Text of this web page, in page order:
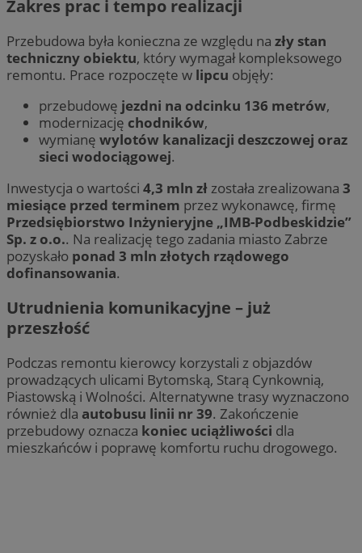
Zakres prac i tempo realizacji
Przebudowa była konieczna ze względu na zły stan
techniczny obiektu, który wymagał kompleksowego
remontu. Prace rozpoczęte w lipcu objęły:
przebudowę jezdni na odcinku 136 metrów,
modernizację chodników,
wymianę wylotów kanalizacji deszczowej oraz
sieci wodociągowej.
Inwestycja o wartości 4,3 mln zł została zrealizowana 3
miesiące przed terminem przez wykonawcę, firmę
Przedsiębiorstwo Inżynieryjne „IMB-Podbeskidzie”
Sp. z o.o.. Na realizację tego zadania miasto Zabrze
pozyskało ponad 3 mln złotych rządowego
dofinansowania.
Utrudnienia komunikacyjne – już
przeszłość
Podczas remontu kierowcy korzystali z objazdów
prowadzących ulicami Bytomską, Starą Cynkownią,
Piastowską i Wolności. Alternatywne trasy wyznaczono
również dla autobusu linii nr 39. Zakończenie
przebudowy oznacza koniec uciążliwości dla
mieszkańców i poprawę komfortu ruchu drogowego.